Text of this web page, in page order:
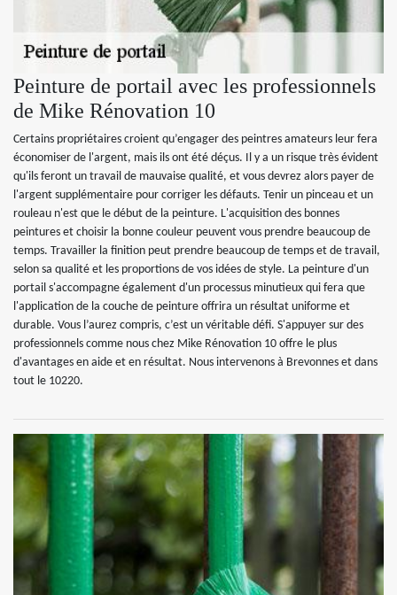
Peinture de portail avec les professionnels
de Mike Rénovation 10
Certains propriétaires croient qu’engager des peintres amateurs leur fera
économiser de l'argent, mais ils ont été déçus. Il y a un risque très évident
qu'ils feront un travail de mauvaise qualité, et vous devrez alors payer de
l'argent supplémentaire pour corriger les défauts. Tenir un pinceau et un
rouleau n'est que le début de la peinture. L'acquisition des bonnes
peintures et choisir la bonne couleur peuvent vous prendre beaucoup de
temps. Travailler la finition peut prendre beaucoup de temps et de travail,
selon sa qualité et les proportions de vos idées de style. La peinture d'un
portail s'accompagne également d'un processus minutieux qui fera que
l'application de la couche de peinture offrira un résultat uniforme et
durable. Vous l’aurez compris, c’est un véritable défi. S'appuyer sur des
professionnels comme nous chez Mike Rénovation 10 offre le plus
d'avantages en aide et en résultat. Nous intervenons à Brevonnes et dans
tout le 10220.